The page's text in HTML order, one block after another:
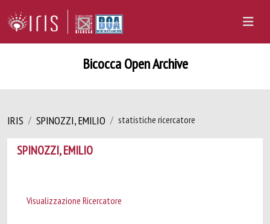
Bicocca Open Archive
IRIS SPINOZZI, EMILIO statistiche ricercatore
SPINOZZI, EMILIO
Visualizzazione Ricercatore